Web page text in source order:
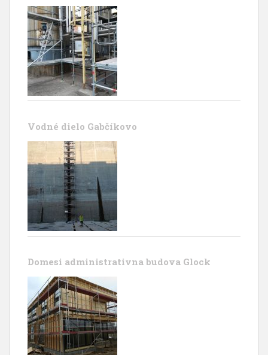
Vodné dielo Gabčíkovo
Domesi administrativna budova Glock